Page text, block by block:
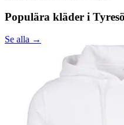
Populära kläder i
Se alla →